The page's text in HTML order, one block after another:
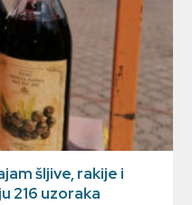
šljive, rakije i
216 uzoraka